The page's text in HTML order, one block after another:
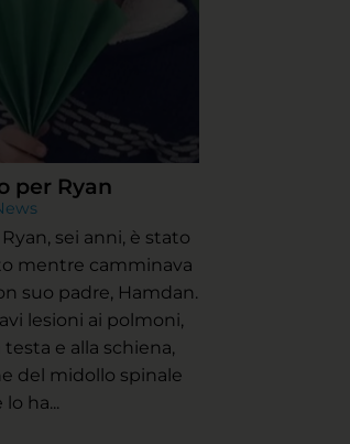
per Ryan
sei anni, è stato
mentre camminava
suo padre, Hamdan.
lesioni ai polmoni,
testa e alla schiena,
del midollo spinale
lo ha...